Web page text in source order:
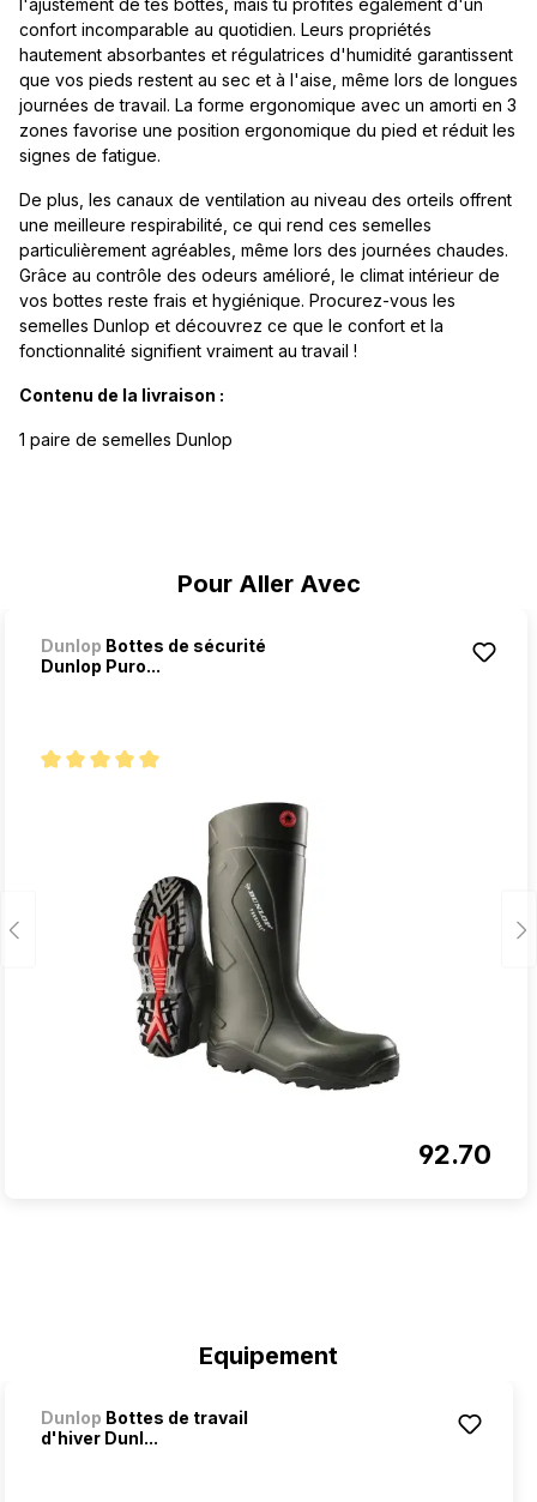
Pour Aller Avec
Dunlop Bottes de sécurité
Dunlop Puro...
92.70
Equipement
Dunlop Bottes de travail
d'hiver Dunl...
confort incomparable au quotidien. Leurs propriétés
hautement absorbantes et régulatrices d'humidité garantissent
que vos pieds restent au sec et à l'aise, même lors de longues
journées de travail. La forme ergonomique avec un amorti en 3
zones favorise une position ergonomique du pied et réduit les
signes de fatigue.
De plus, les canaux de ventilation au niveau des orteils offrent
une meilleure respirabilité, ce qui rend ces semelles
particulièrement agréables, même lors des journées chaudes.
Grâce au contrôle des odeurs amélioré, le climat intérieur de
vos bottes reste frais et hygiénique. Procurez-vous les
semelles Dunlop et découvrez ce que le confort et la
fonctionnalité signifient vraiment au travail !
Contenu de la livraison :
1 paire de semelles Dunlop